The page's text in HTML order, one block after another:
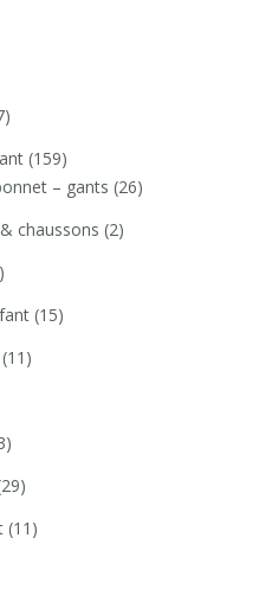
(159)
– gants (26)
chaussons (2)
(15)
(11)
(11)